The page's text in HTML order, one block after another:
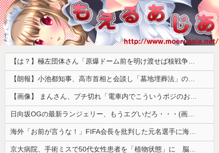
【は？】極左団体さん「原爆ドーム前を明け渡せば核戦争が始まる！」→ 観衆のマジレスが鋭すぎるとネットで話題に → ｗｗｗｗｗｗｗｗｗｗｗｗ
【朗報】小池都知事、高市首相と会談し「墓地埋葬法」の改正を要請 国と都が連携し民間への指導強化を進める方向で一致
【画像】 まんさん、ブチ切れ「電車内でこういうポジのおじ、ガチでイラネ」→
日向坂OGの最新ランジェリー、もうエグいだろ・・・(画像どーん)
海外「お前が言うな！」FIFA会長を批判した元名選手に海外から猛反発！（海外の反応）
京大病院、手術ミスで50代女性患者を「植物状態」に 脳腫瘍摘出手術で腫瘍の無い部位を摘出してしまう